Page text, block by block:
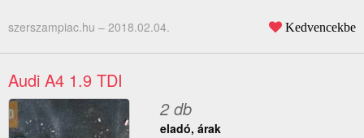
szerszampiac.hu – 2018.02.04. Kedvencekbe
Audi A4 1.9 TDI
2 db
eladó, árak